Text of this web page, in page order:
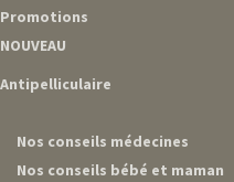
Promotions
NOUVEAU
Antipelliculaire
Nos conseils médecines
Nos conseils bébé et maman